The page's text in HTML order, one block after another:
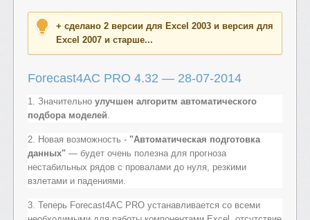
+ сделано 2 версии для Excel 2003 и версия для
Excel 2007 и старше...
Forecast4AC PRO 4.32 — 28-07-2014
1. Значительно улучшен алгоритм автоматического
подбора моделей
2. Новая возможность - "Автоматическая подготовка
данных" — будет очень полезна для прогноза
нестабильных рядов с провалами до нуля, резкими
взлетами и падениями.
3. Теперь Forecast4AC PRO устанавливается со всеми